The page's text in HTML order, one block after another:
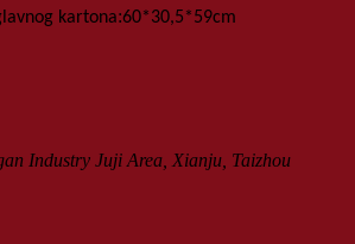
kartona:60*30,5*59cm
Industry Juji Area, Xianju, Taizhou